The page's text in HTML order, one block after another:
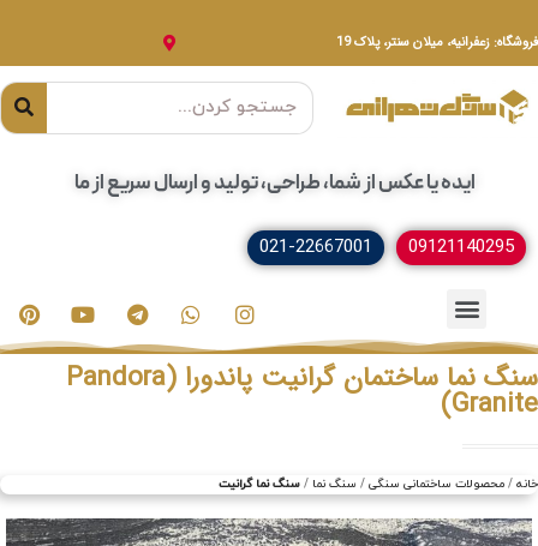
فروشگاه: زعفرانیه، میلان سنتر، پلاک 19
ایده یا عکس از شما، طراحی، تولید و ارسال سریع از ما
09121140295
021-22667001
سنگ نما ساختمان گرانیت پاندورا (Pandora
Granite)
خانه محصولات ساختمانی سنگی سنگ نما سنگ نما گرانیت